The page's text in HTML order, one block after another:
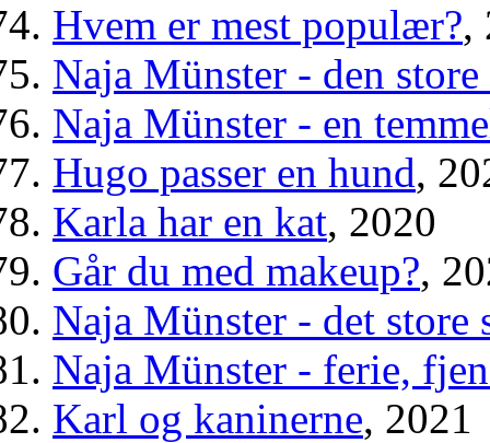
Hvem er mest populær?,
Naja Münster - den
Naja Münster - en
Hugo passer en hund,
Karla har en kat, 2020
Går du med makeup?,
Naja Münster - det store
Naja Münster - ferie,
Karl og kaninerne, 2021